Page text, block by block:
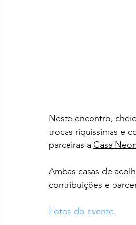
Neste encontro,
trocas riquissimas e
parceiras a Casa
Ambas casas de
contribuições e
Fotos do evento.